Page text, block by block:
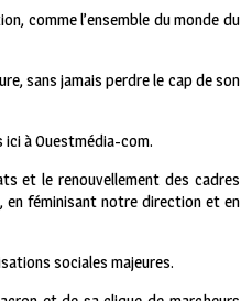
comme l’ensemble du monde du
sans jamais perdre le cap de son
ici à Ouestmédia-com.
et le renouvellement des cadres
en féminisant notre direction et en
sociales majeures.